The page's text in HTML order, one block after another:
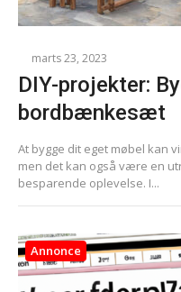
marts 23, 2023
DIY-projekter:
bordbænkesæt
At bygge dit eget møbel kan
men det kan også være en
besparende oplevelse. I...
Annonce